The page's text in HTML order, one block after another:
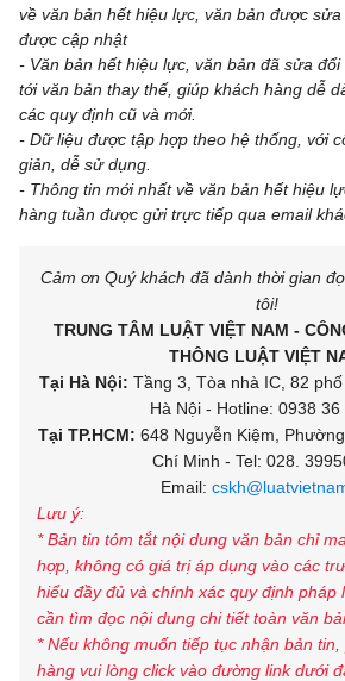
về văn bản hết hiệu lực, văn bản được
được cập nhật
- Văn bản hết hiệu lực, văn bản đã sửa
tới văn bản thay thế, giúp khách hàng dễ
các quy định cũ và mới.
- Dữ liệu được tập hợp theo hệ thống, với
giản, dễ sử dụng.
- Thông tin mới nhất về văn bản hết hiệu
hàng tuần được gửi trực tiếp qua email
Cảm ơn Quý khách đã dành thời gian
tôi!
TRUNG TÂM LUẬT VIỆT NAM -
THÔNG LUẬT VIỆT
Tại Hà Nội: Tầng 3, Tòa nhà IC, 82
Hà Nội - Hotline: 0938 36
Tại TP.HCM: 648 Nguyễn Kiệm,
Chí Minh - Tel: 028.
Email:
Lưu ý:
* Bản tin tóm tắt nội dung văn bản chỉ
hợp, không có giá trị áp dụng vào các
hiểu đầy đủ và chính xác quy định pháp
cần tìm đọc nội dung chi tiết toàn văn
* Nếu không muốn tiếp tục nhận bản
hàng vui lòng click vào đường link dưới